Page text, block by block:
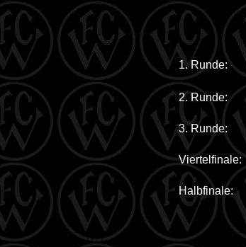
1. Runde:
2. Runde:
3. Runde:
Viertelfinale:
Halbfinale:
I???